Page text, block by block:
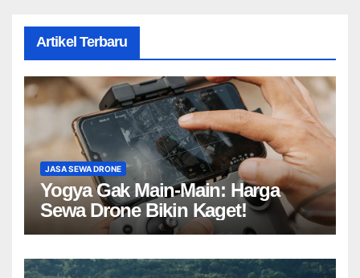
Artikel Terbaru
JASA SEWA DRONE
Yogya Gak Main-Main: Harga
Sewa Drone Bikin Kaget!